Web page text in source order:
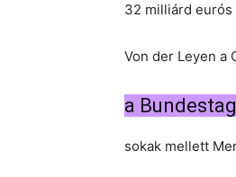
32 milliárd eurós
Von der Leyen a
a
sokak mellett